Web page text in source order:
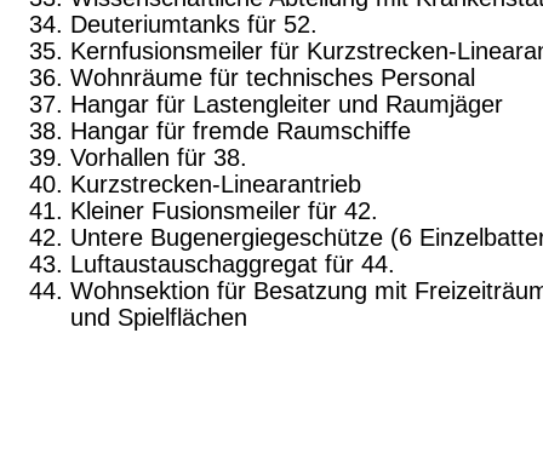
Deuteriumtanks für 52.
Kernfusionsmeiler für Kurzstrecken-
Wohnräume für technisches Personal
Hangar für Lastengleiter und Raumjäger
Hangar für fremde Raumschiffe
Vorhallen für 38.
Kurzstrecken-Linearantrieb
Kleiner Fusionsmeiler für 42.
Untere Bugenergiegeschütze (6
Luftaustauschaggregat für 44.
Wohnsektion für Besatzung mit
und Spielflächen